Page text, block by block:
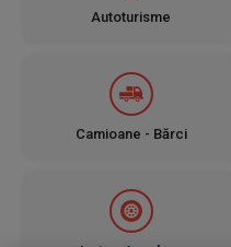
Autoturisme
Camioane - Bărci